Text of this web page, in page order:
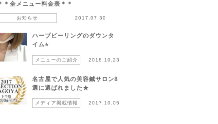
＊全メニュー料金表＊＊
お知らせ 2017.07.30
ハーブピーリングのダウンタ
イム⭐︎
メニューのご紹介 2018.10.23
名古屋で人気の美容鍼サロン8
選に選ばれました★
メディア掲載情報 2017.10.05